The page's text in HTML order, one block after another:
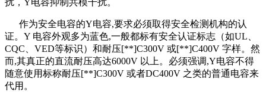
作为安全电容的Y电容,要求必须取得安全检测机构的认
证。Y 电容外观多为蓝色,一般都标有安全认证标志（如UL、
CQC、VED等标识）和耐压[**]C300V 或[**]C400V 字样。然
而,其真正的直流耐压高达6000V 以上。必须强调,Y电容不得
随意使用标称耐压[**]C300V 或者DC400V 之类的普通电容来
代用。